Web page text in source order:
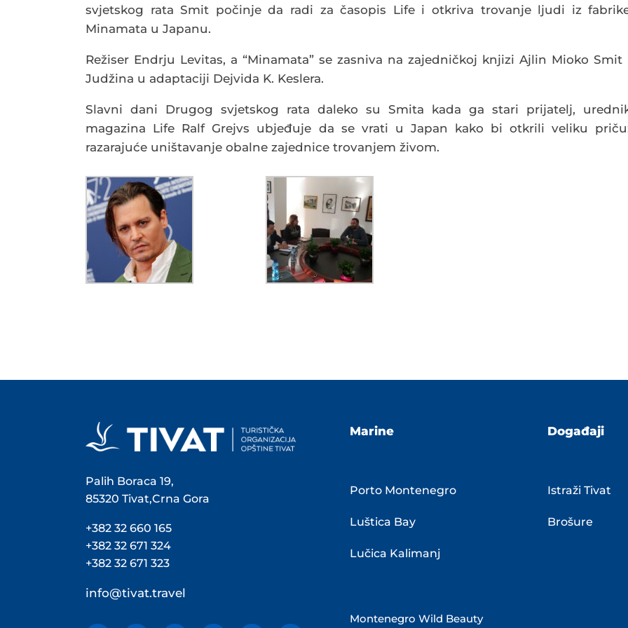
svjetskog rata Smit počinje da radi za časopis Life i otkriva trovanje ljudi iz
Minamata u Japanu.
Režiser Endrju Levitas, a “Minamata” se zasniva na zajedničkoj knjizi Ajlin Mioko Smit
Judžina u adaptaciji Dejvida K. Keslera.
Slavni dani Drugog svjetskog rata daleko su Smita kada ga stari prijatelj,
magazina Life Ralf Grejvs ubjeđuje da se vrati u Japan kako bi otkrili veliku
razarajuće uništavanje obalne zajednice trovanjem živom.
Palih Boraca 19,
85320 Tivat,Crna Gora
+382 32 660 165
+382 32 671 324
+382 32 671 323
info@tivat.travel
Marine
Porto Montenegro
Luštica Bay
Lučica Kalimanj
Montenegro Wild Beauty
Događaji
Istraži Tivat
Brošure